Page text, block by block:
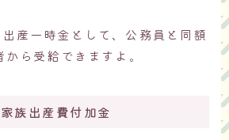
産一時金として、公務員と同額
ら受給できますよ。
族出産費付加金